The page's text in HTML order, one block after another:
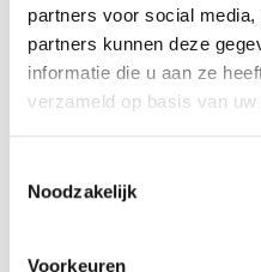
partners voor social
partners kunnen deze
informatie die u aan ze
verzameld op basis van
Noodzakelijk
Voorkeuren
Potgrond voor geraniums
50 liter
€ 12,49